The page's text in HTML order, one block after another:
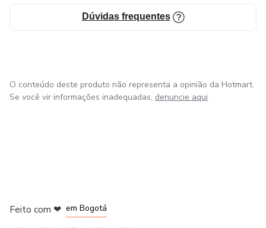
Dúvidas frequentes
O conteúdo deste produto não representa a opinião da Hotmart.
Se você vir informações inadequadas, denuncie aqui
Feito com ❤ em Bogotá